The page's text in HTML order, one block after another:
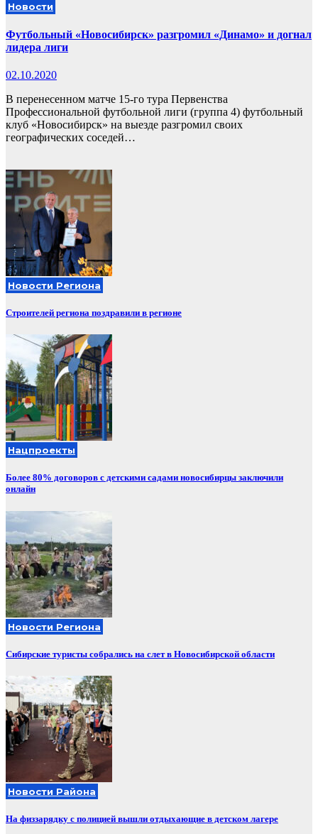
Новости
Футбольный «Новосибирск» разгромил «Динамо» и догнал
лидера лиги
02.10.2020
В перенесенном матче 15-го тура Первенства
Профессиональной футбольной лиги (группа 4) футбольный
клуб «Новосибирск» на выезде разгромил своих
географических соседей…
Новости Региона
Строителей региона поздравили в регионе
Нацпроекты
Более 80% договоров с детскими садами новосибирцы заключили
онлайн
Новости Региона
Сибирские туристы собрались на слет в Новосибирской области
Новости Района
На физзарядку с полицией вышли отдыхающие в детском лагере